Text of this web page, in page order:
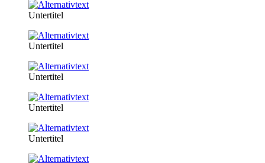
Untertitel
Untertitel
Untertitel
Untertitel
Untertitel